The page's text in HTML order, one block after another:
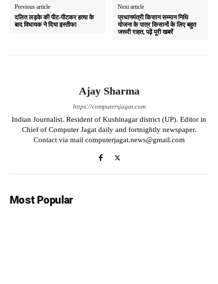
pp
m
Previous article
दलित लड़के की पीट-पीटकर हत्या के
बाद विधायक ने दिया इस्तीफा
Next article
प्रधानमंत्री किसान सम्मान निधि
योजना के पात्र किसानों के लिए बहुत
जरूरी राहत, पढ़ें पूरी खबरें
Ajay Sharma
https://computersjagat.com
Indian Journalist. Resident of Kushinagar district (UP). Editor in
Chief of Computer Jagat daily and fortnightly newspaper.
Contact via mail computerjagat.news@gmail.com
Most Popular